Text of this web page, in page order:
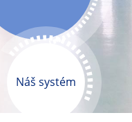
Náš systém